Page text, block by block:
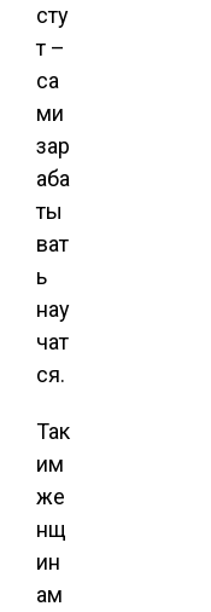
сту
т –
са
ми
зар
аба
ты
ват
ь
нау
чат
ся.
Так
им
же
нщ
ин
ам